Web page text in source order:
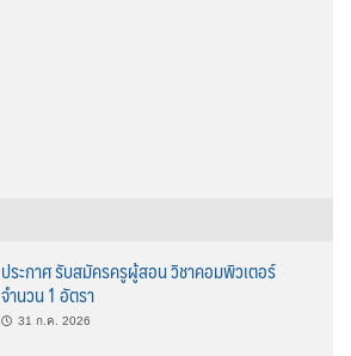
ประกาศ รับสมัครครูผู้สอน วิชาคอมพิวเตอร์
จำนวน 1 อัตรา
31 ก.ค. 2026